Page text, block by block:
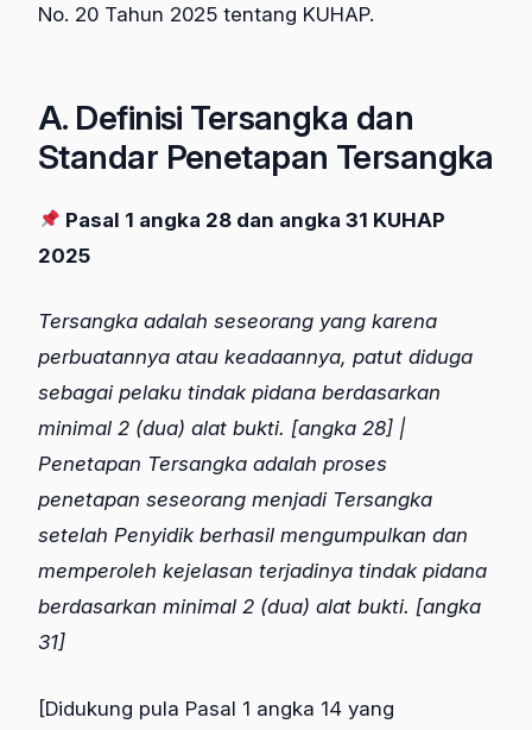
No. 20 Tahun 2025 tentang KUHAP.
A. Definisi Tersangka dan
Standar Penetapan Tersangka
Pasal 1 angka 28 dan angka 31 KUHAP
2025
Tersangka adalah seseorang yang karena
perbuatannya atau keadaannya, patut diduga
sebagai pelaku tindak pidana berdasarkan
minimal 2 (dua) alat bukti. [angka 28] |
Penetapan Tersangka adalah proses
penetapan seseorang menjadi Tersangka
setelah Penyidik berhasil mengumpulkan dan
memperoleh kejelasan terjadinya tindak pidana
berdasarkan minimal 2 (dua) alat bukti. [angka
31]
[Didukung pula Pasal 1 angka 14 yang